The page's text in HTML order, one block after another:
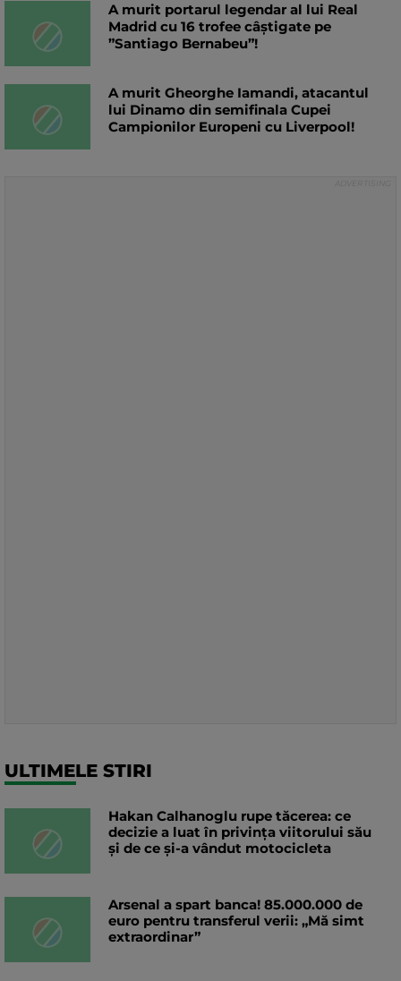
A murit portarul legendar al lui Real
Madrid cu 16 trofee câștigate pe
”Santiago Bernabeu”!
A murit Gheorghe Iamandi, atacantul
lui Dinamo din semifinala Cupei
Campionilor Europeni cu Liverpool!
ULTIMELE STIRI
Hakan Calhanoglu rupe tăcerea: ce
decizie a luat în privința viitorului său
și de ce și-a vândut motocicleta
Arsenal a spart banca! 85.000.000 de
euro pentru transferul verii: „Mă simt
extraordinar”